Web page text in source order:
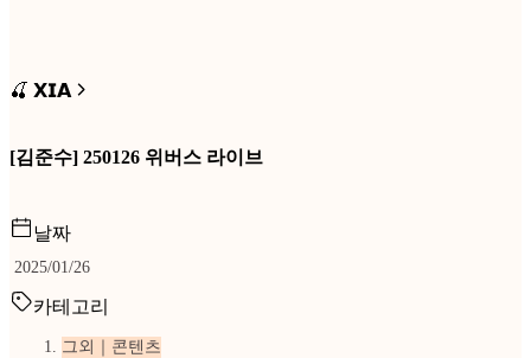
🍒 𝗫𝗜𝗔
[김준수] 250126 위버스 라이브
날짜
2025/01/26
카테고리
그외｜콘텐츠